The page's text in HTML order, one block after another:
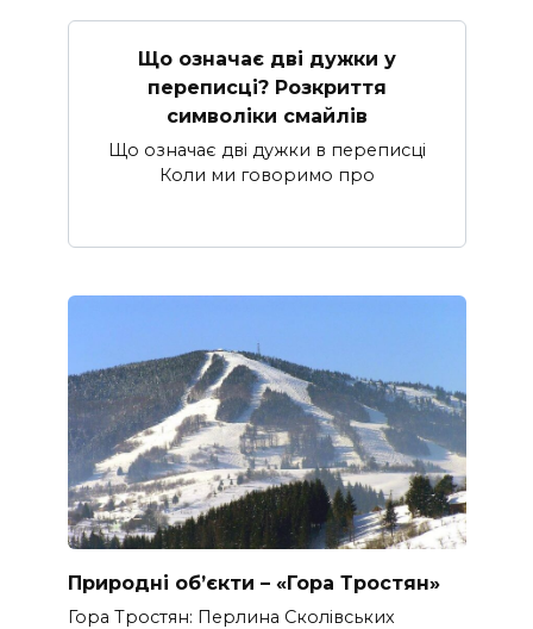
Що означає дві дужки у
переписці? Розкриття
символіки смайлів
Що означає дві дужки в переписці
Коли ми говоримо про
Природні об’єкти – «Гора Тростян»
Гора Тростян: Перлина Сколівських